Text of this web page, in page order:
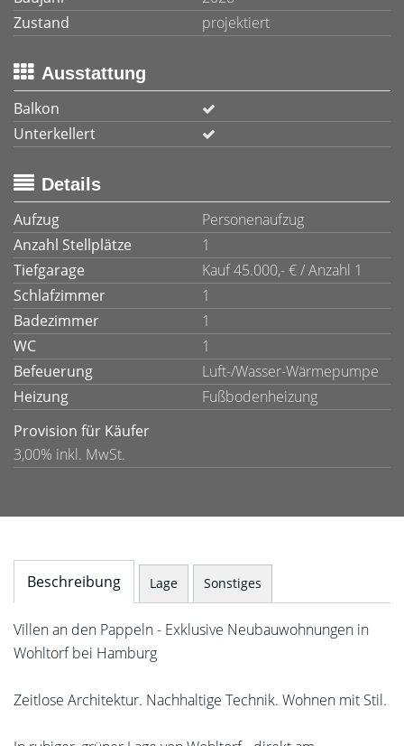
Zustand
projektiert
Ausstattung
Balkon
Unterkellert
Details
Aufzug
Personenaufzug
Anzahl Stellplätze
1
Tiefgarage
Kauf 45.000,- € / Anzahl 1
Schlafzimmer
1
Badezimmer
1
WC
1
Befeuerung
Luft-/Wasser-Wärmepumpe
Heizung
Fußbodenheizung
Provision für Käufer
3,00% inkl. MwSt.
Beschreibung Lage Sonstiges
Villen an den Pappeln - Exklusive Neubauwohnungen in
Wohltorf bei Hamburg
Zeitlose Architektur. Nachhaltige Technik. Wohnen mit Stil.